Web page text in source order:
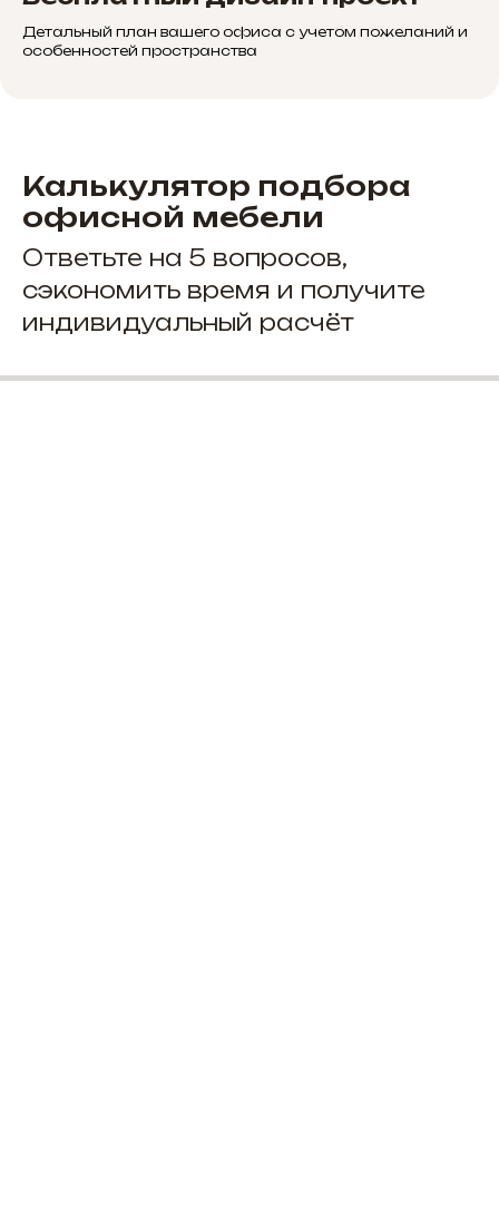
Детальный план вашего офиса с учетом пожеланий и
особенностей пространства
Калькулятор подбора
офисной мебели
Ответьте на 5 вопросов,
сэкономить время и получите
индивидуальный расчёт